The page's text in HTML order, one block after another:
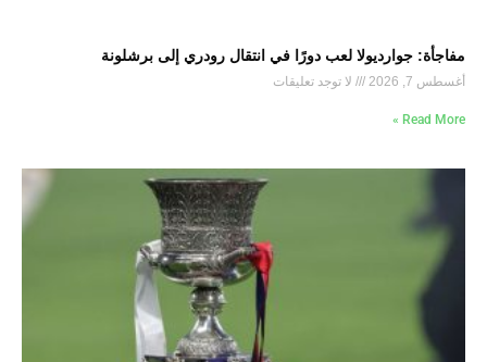
مفاجأة: جوارديولا لعب دورًا في انتقال رودري إلى برشلونة
أغسطس 7, 2026 لا توجد تعليقات
Read More »